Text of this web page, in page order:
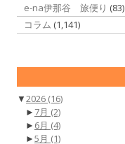
e-na伊那谷 旅便り (83)
コラム (1,141)
▼2026 (16)
► 7月 (2)
► 6月 (4)
►5月 (1)